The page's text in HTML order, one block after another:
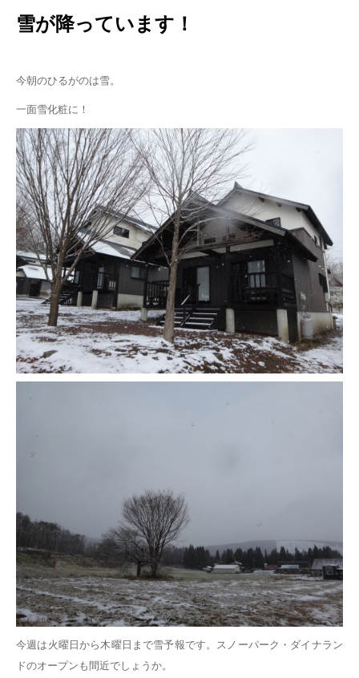
雪が降っています！
今朝のひるがのは雪。
一面雪化粧に！
今週は火曜日から木曜日まで雪予報です。スノーパーク・ダイナラン
ドのオープンも間近でしょうか。